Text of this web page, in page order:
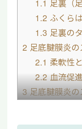
1.1 足裏（
1.2 ふくら
1.3 足裏の
2 足底腱膜炎
2.1 柔軟性
2.2血流促
3足底腱膜炎の